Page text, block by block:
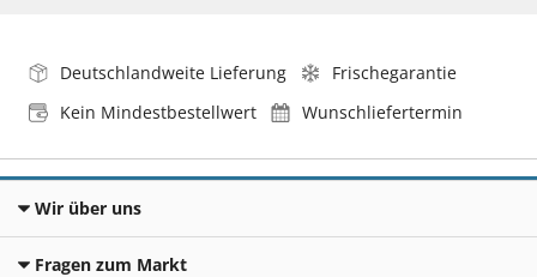
Deutschlandweite Lieferung
Frischegarantie
Kein Mindestbestellwert
Wunschliefertermin
Wir über uns
Fragen zum Markt